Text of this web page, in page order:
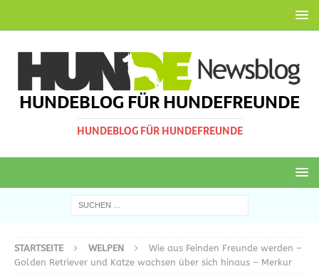
HUNDEBLOG FÜR HUNDEFREUNDE
HUNDEBLOG FÜR HUNDEFREUNDE
STARTSEITE WELPEN
Wie aus Feinden Freunde werden –
Golden Retriever und Katze wachsen über sich hinaus – Merkur